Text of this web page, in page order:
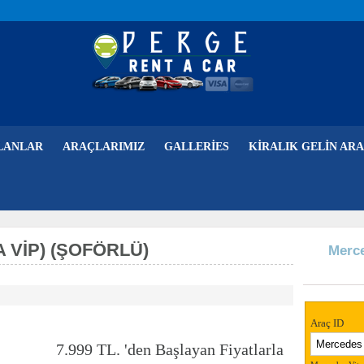
ARAÇLARIMIZ GALLERIES KIRALIK GELIN
VIP) (ŞOFÖRLÜ)
7.999 TL. 'den Başlayan Fiyatlarla
Araç ID